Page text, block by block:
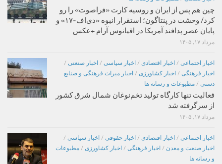
چین هم پس از ایران و روسیه کارت «فراصوت» را رو
کرد/ وحشت در پنتاگون؛ استقرار انبوه «دی‌اف‑۱۷» و
پایان عصر پدافند آمریکا در اقیانوس آرام +عکس
مرداد ۱۷, ۱۴۰۵
اخبار اجتماعی / اخبار اقتصادی / اخبار سیاسی / اخبار صنعتی /
اخبار فرهنگی / اخبار کشاورزی / اخبار میراث فرهنگی و صنایع
دستی / مطبوعات و رسانه ها
فعالیت تنها کارگاه تولید تخم‌نوغان شمال شرق کشور
از سرگرفته شد
مرداد ۱۷, ۱۴۰۵
اخبار اجتماعی / اخبار اقتصادی / اخبار حقوقی / اخبار سیاسی /
اخبار صنعت و معدن / اخبار فرهنگی / اخبار کشاورزی / مطبوعات
و رسانه ها